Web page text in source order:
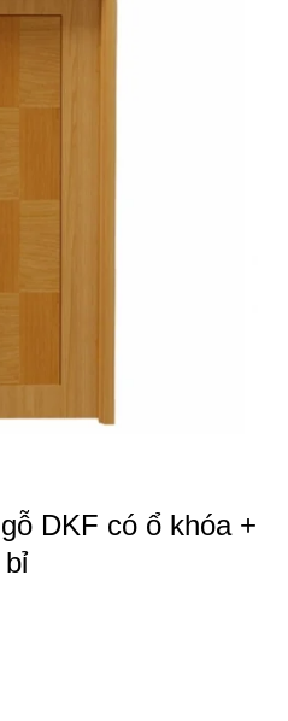
DKF có ổ khóa +
khóa + phủ Veneer bền bỉ số